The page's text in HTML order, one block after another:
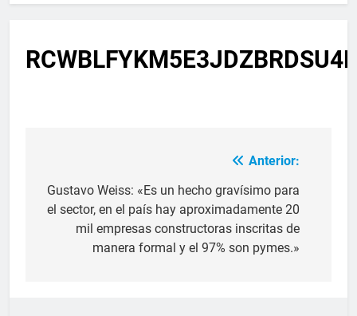
Anterior:
Gustavo Weiss: «Es un hecho gravísimo para
el sector, en el país hay aproximadamente 20
mil empresas constructoras inscritas de
manera formal y el 97% son pymes.»